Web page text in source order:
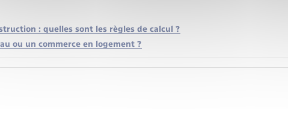
: quelles sont les règles de calcul ?
ou un commerce en logement ?